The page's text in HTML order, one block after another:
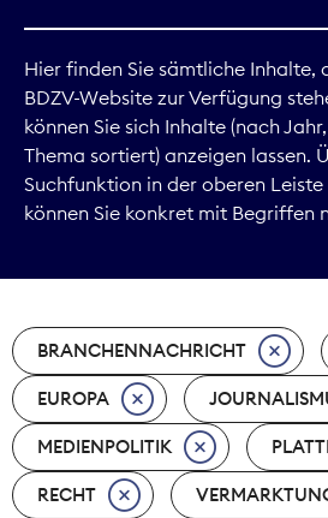
Digitales
Kommunikation
Marktdaten
Nachhaltigkeit
Nachwuchs
Nova Award
Hier finden Sie sämtliche Inhalte,
BDZV-Website zur Verfügung
können Sie sich Inhalte (nach
Thema sortiert) anzeigen lassen.
Suchfunktion in der oberen
können Sie konkret mit Begriffen
BRANCHENNACHRICHT
EUROPA
MEDIENPOLITIK
RECHT